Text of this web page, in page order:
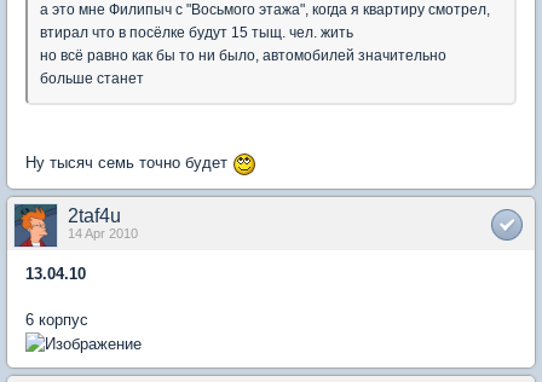
а это мне Филипыч с "Восьмого этажа", когда я квартиру смотрел,
втирал что в посёлке будут 15 тыщ. чел. жить
но всё равно как бы то ни было, автомобилей значительно
больше станет
Ну тысяч семь точно будет
2taf4u
14 Apr 2010
13.04.10
6 корпус